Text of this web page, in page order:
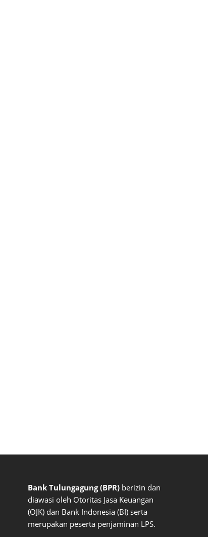
Bank Tulungagung (BPR) berizin dan
diawasi oleh Otoritas Jasa Keuangan
(OJK) dan Bank Indonesia (BI) serta
merupakan peserta penjaminan LPS.